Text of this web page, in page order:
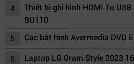
4
Thiết bị ghi hình HDMI To USB
BU110
5
Cạc bắt hình Avermedia DVD
6
Laptop LG Gram Style 2023